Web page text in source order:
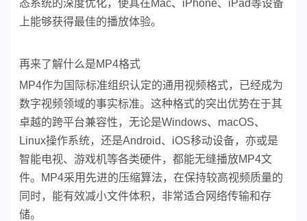
态系统的深度优化，使其在Mac、iPhone、iPad等设备
上能够获得最佳的播放体验。
再来了解什么是MP4格式
MP4作为国际标准组织认定的通用视频格式，已经成为
数字视频领域的事实标准。这种格式的突出优势在于其
卓越的跨平台兼容性，无论是Windows、macOS、
Linux操作系统，还是Android、iOS移动设备，亦或是
智能电视、游戏机等各类硬件，都能无缝播放MP4文
件。MP4采用先进的压缩算法，在保持较高视频质量的
同时，能有效减小文件体积，非常适合网络传输和存
储。